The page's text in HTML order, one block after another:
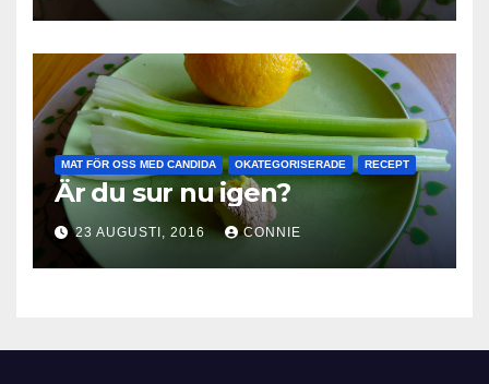
MAT FÖR OSS MED CANDIDA OKATEGORISERADE RECEPT
Är du sur nu igen?
23 AUGUSTI, 2016 CONNIE